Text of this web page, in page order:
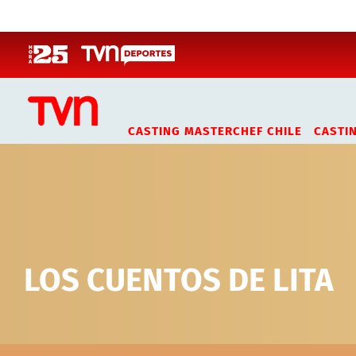
CASTING MASTERCHEF CHILE
LOS CUENTOS DE LITA